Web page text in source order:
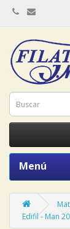
Menú
Edifil - Man